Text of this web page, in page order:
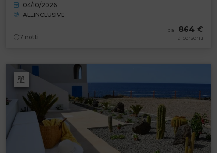
04/10/2026
ALLINCLUSIVE
7 notti
da 864 €
a persona